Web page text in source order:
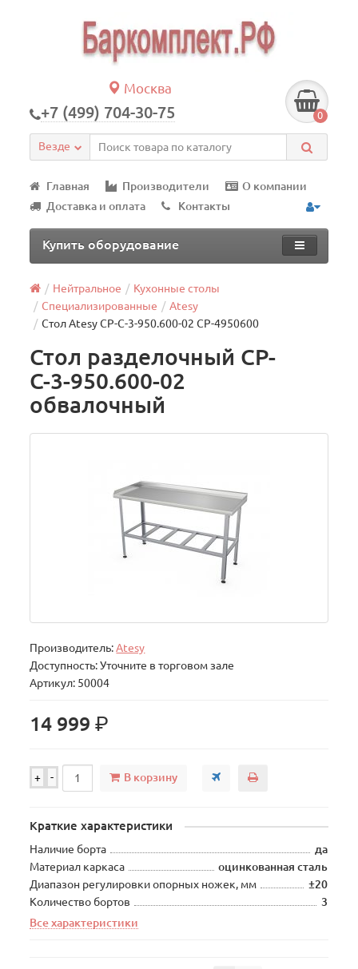
Москва
+7 (499) 704-30-75 0
Везде
Главная Производители
О компании
Доставка и оплата
Контакты
Купить оборудование
Нейтральное
Кухонные столы
Специализированные
Atesy
Стол Atesy СР-С-3-950.600-02 СР-4950600
Стол разделочный СР-
С-3-950.600-02
обвалочный
Производитель:Atesy
Доступность: Уточните в торговом зале
Артикул: 50004
14 999р.
+ - В корзину
Краткие характеристики
Наличие борта
да
Материал каркаса
оцинкованная сталь
Диапазон регулировки опорных ножек, мм
±20
Количество бортов
3
Все характеристики